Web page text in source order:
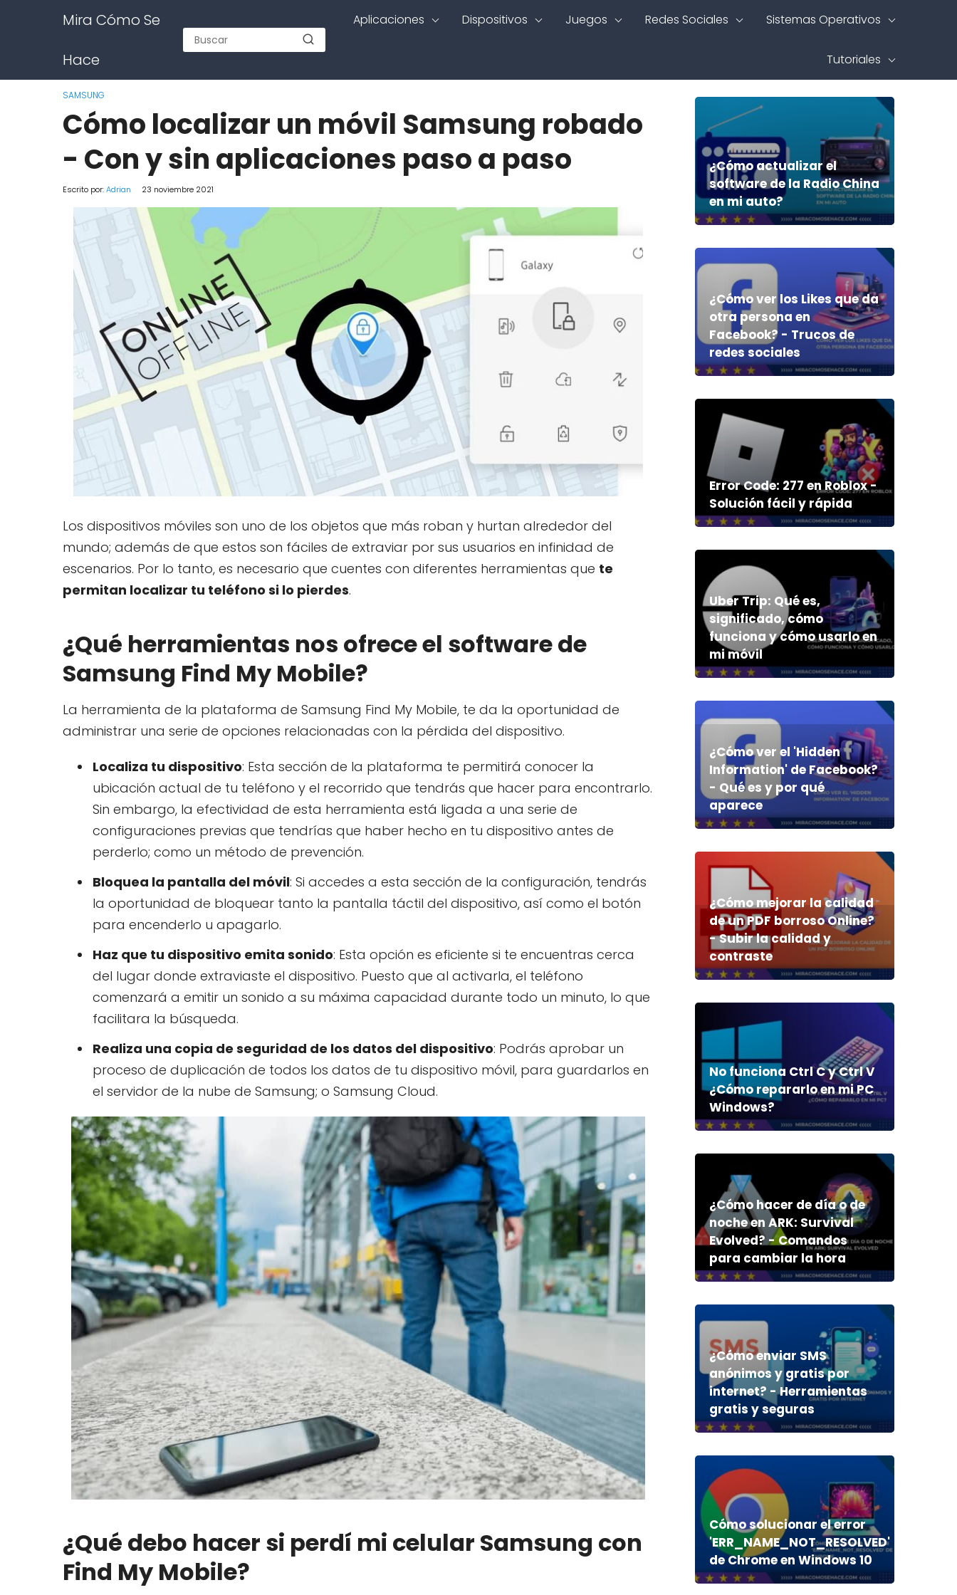
Mira Cómo Se
Hace
Aplicaciones Dispositivos Juegos Redes Sociales Sistemas Operativos
Tutoriales
SAMSUNG
Cómo localizar un móvil Samsung robado
- Con y sin aplicaciones paso a paso
Escrito por:Adrian 23 noviembre 2021
Los dispositivos móviles son uno de los objetos que más roban y hurtan alrededor del
mundo; además de que estos son fáciles de extraviar por sus usuarios en infinidad de
escenarios. Por lo tanto, es necesario que cuentes con diferentes herramientas que te
permitan localizar tu teléfono si lo pierdes.
¿Qué herramientas nos ofrece el software de
Samsung Find My Mobile?
La herramienta de la plataforma de Samsung Find My Mobile, te da la oportunidad de
administrar una serie de opciones relacionadas con la pérdida del dispositivo.
Localiza tu dispositivo: Esta sección de la plataforma te permitirá conocer la
ubicación actual de tu teléfono y el recorrido que tendrás que hacer para encontrarlo.
Sin embargo, la efectividad de esta herramienta está ligada a una serie de
configuraciones previas que tendrías que haber hecho en tu dispositivo antes de
perderlo; como un método de prevención.
Bloquea la pantalla del móvil: Si accedes a esta sección de la configuración, tendrás
la oportunidad de bloquear tanto la pantalla táctil del dispositivo, así como el botón
para encenderlo u apagarlo.
Haz que tu dispositivo emita sonido: Esta opción es eficiente si te encuentras cerca
del lugar donde extraviaste el dispositivo. Puesto que al activarla, el teléfono
comenzará a emitir un sonido a su máxima capacidad durante todo un minuto, lo que
facilitara la búsqueda.
Realiza una copia de seguridad de los datos del dispositivo: Podrás aprobar un
proceso de duplicación de todos los datos de tu dispositivo móvil, para guardarlos en
el servidor de la nube de Samsung; o Samsung Cloud.
¿Qué debo hacer si perdí mi celular Samsung con
Find My Mobile?
¿Cómo actualizar el
software de la Radio China
en mi auto?
¿Cómo ver los Likes que da
otra persona en
Facebook? - Trucos de
redes sociales
Error Code: 277 en Roblox -
Solución fácil y rápida
Uber Trip: Qué es,
significado, cómo
funciona y cómo usarlo en
mi móvil
¿Cómo ver el 'Hidden
Information' de Facebook?
- Qué es y por qué
aparece
¿Cómo mejorar la calidad
de un PDF borroso Online?
- Subir la calidad y
contraste
No funciona Ctrl C y Ctrl V
¿Cómo repararlo en mi PC
Windows?
¿Cómo hacer de día o de
noche en ARK: Survival
Evolved? - Comandos
para cambiar la hora
¿Cómo enviar SMS
anónimos y gratis por
internet? - Herramientas
gratis y seguras
Cómo solucionar el error
'ERR_NAME_NOT_RESOLVED'
de Chrome en Windows 10